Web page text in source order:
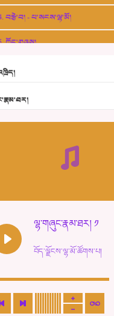
བརྩེ་བ། - པ་སངས་ལྷ་མོ།
ཀོང་གཞས།
ཆོལ་གསུམ་བྲོ་གཞས། - སྒྲོན་གསལ།
13. ཆུང་འདྲིས། - ཟླ་སྒྲོན།
ཤམ་པ་ལ་ཡི་སྲས་མོ།
ལྷ་གཞུང་རྣམ་ཐར། ༡
བོད་ལྗོངས་ལྷ་མོ་ཚོགས་པ།